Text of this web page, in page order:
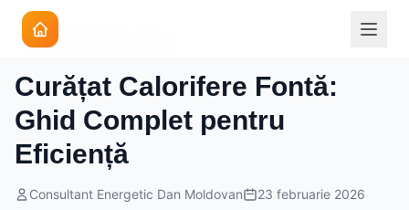
Intretinere Sistem Termic
Curățat Calorifere Fontă:
Ghid Complet pentru
Eficiență
Consultant Energetic Dan Moldovan 23 februarie 2026